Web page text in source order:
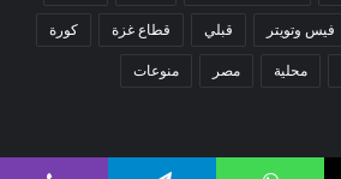
فيس وتويتر قبلي قطاع غزة كورة
محلية مصر منوعات